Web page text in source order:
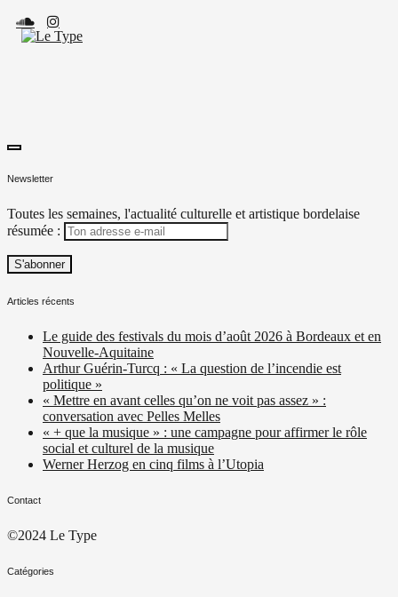
Skip
to
content
toggle
sidebar
Newsletter
Toutes les semaines, l'actualité culturelle et artistique bordelaise
résumée :
Articles récents
Le guide des festivals du mois d’août 2026 à Bordeaux et en
Nouvelle-Aquitaine
Arthur Guérin-Turcq : « La question de l’incendie est
politique »
« Mettre en avant celles qu’on ne voit pas assez » :
conversation avec Pelles Melles
« + que la musique » : une campagne pour affirmer le rôle
social et culturel de la musique
Werner Herzog en cinq films à l’Utopia
Contact
©2024 Le Type
Catégories